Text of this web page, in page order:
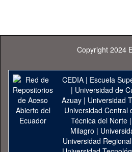
Copyright 2024
CEDIA| Escuela
| Universidad de
Azuay| Universidad
Universidad Central
Técnica del Norte |
Milagro |
Universidad